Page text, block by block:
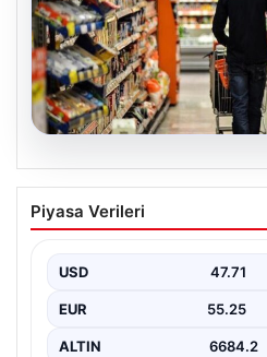
05.08.2026
Nisan Ayı Enflasyon
Zaman Açıklanacak?
Türkiye İstatistik Kurumu
Piyasa Verileri
USD 47.71
EUR 55.25
ALTIN 6684.2